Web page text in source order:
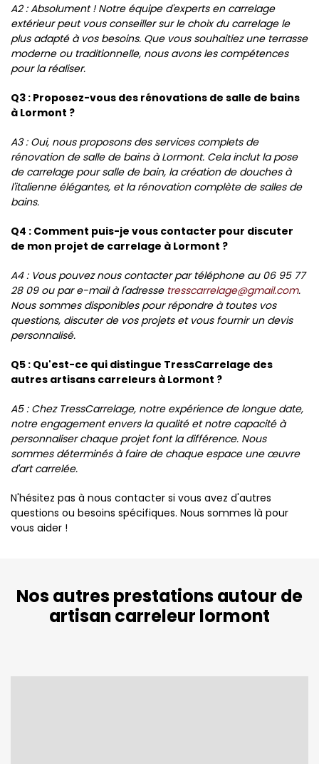
A2 : Absolument ! Notre équipe d'experts en carrelage
extérieur peut vous conseiller sur le choix du carrelage le
plus adapté à vos besoins. Que vous souhaitiez une terrasse
moderne ou traditionnelle, nous avons les compétences
pour la réaliser.
Q3 : Proposez-vous des rénovations de salle de bains
à Lormont ?
A3 : Oui, nous proposons des services complets de
rénovation de salle de bains à Lormont. Cela inclut la pose
de carrelage pour salle de bain, la création de douches à
l'italienne élégantes, et la rénovation complète de salles de
bains.
Q4 : Comment puis-je vous contacter pour discuter
de mon projet de carrelage à Lormont ?
A4 : Vous pouvez nous contacter par téléphone au 06 95 77
28 09 ou par e-mail à l'adresse tresscarrelage@gmail.com.
Nous sommes disponibles pour répondre à toutes vos
questions, discuter de vos projets et vous fournir un devis
personnalisé.
Q5 : Qu'est-ce qui distingue TressCarrelage des
autres artisans carreleurs à Lormont ?
A5 : Chez TressCarrelage, notre expérience de longue date,
notre engagement envers la qualité et notre capacité à
personnaliser chaque projet font la différence. Nous
sommes déterminés à faire de chaque espace une œuvre
d'art carrelée.
N'hésitez pas à nous contacter si vous avez d'autres
questions ou besoins spécifiques. Nous sommes là pour
vous aider !
Nos autres prestations autour de
artisan carreleur lormont